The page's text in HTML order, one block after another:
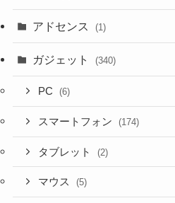
アドセンス (1)
ガジェット (340)
PC (6)
スマートフォン (174)
タブレット (2)
マウス (5)